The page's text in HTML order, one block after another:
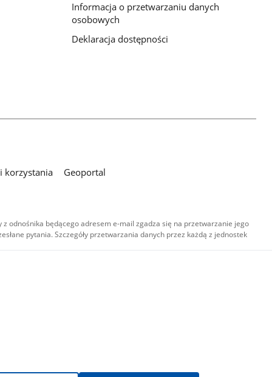
Informacja o przetwarzaniu danych
osobowych
Deklaracja dostępności
korzystania
Geoportal
odnośnika będącego adresem e-mail zgadza się na przetwarzanie jego
pytania. Szczegóły przetwarzania danych przez każdą z jednostek